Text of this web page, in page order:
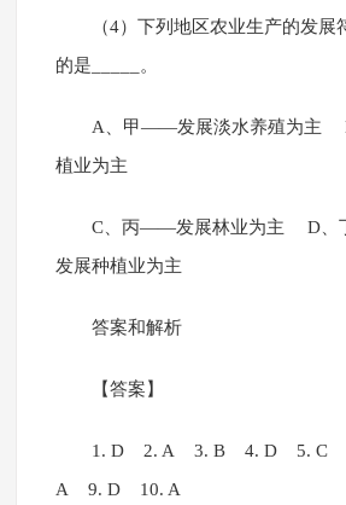
（4）下列地区农业生产的发展
的是_____。
A、甲——发展淡水养殖为主
植业为主
C、丙——发展林业为主 D、
发展种植业为主
答案和解析
【答案】
1. D 2. A 3. B 4. D 5. C
A 9. D 10. A